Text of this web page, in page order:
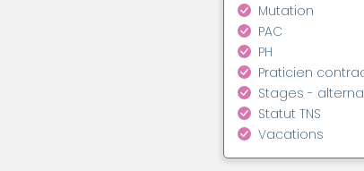
Mutation
PAC
PH
Praticien
Stages -
Statut TNS
Vacations